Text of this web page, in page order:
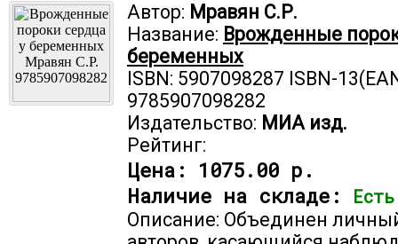
Автор: Мравян С.Р.
Название: Врожденные
беременных
ISBN: 5907098287 ISBN-
9785907098282
Издательство: МИА изд.
Рейтинг:
Цена: 1075.00 р.
Наличие на складе:
Есть
Описание: Объединен